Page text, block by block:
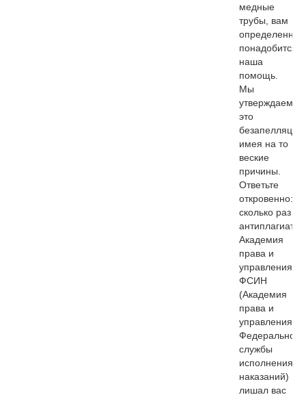
медные
трубы, вам
определенно
понадобится
наша
помощь.
Мы
утверждаем
это
имея на то
веские
причины.
Ответьте
откровенно:
сколько раз
антиплагиат
Академия
права и
управления
ФСИН
(Академия
права и
управления
Федеральной
службы
исполнения
наказаний)
лишал вас